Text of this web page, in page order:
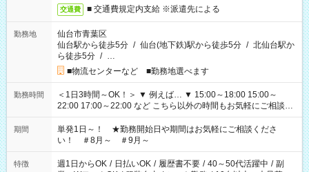
交通費 ■ 交通費規定内支給 ※派遣先による
勤務地
仙台市青葉区
仙台駅から徒歩5分 / 仙台(地下鉄)駅から徒歩5分 / 北仙台駅か
ら徒歩5分 / …
■物流センターなど ■勤務地選べます
勤務時間
＜1日3時間～OK！＞ ▼ 例えば… ▼ 15:00～18:00 15:00～
22:00 17:00～22:00 など こちら以外の時間もお気軽にご相談く
ださい！
期間
単発1日～！ ★勤務開始日や期間はお気軽にご相談くださ
い！ ＃8月～ ＃9月～
特徴 週1日からOK / 日払いOK / 履歴書不要 / 40～50代活躍中 / 副